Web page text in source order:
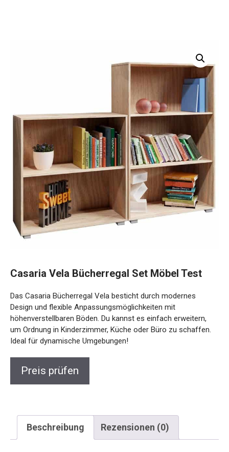
Casaria Vela Bücherregal Set Möbel Test
Das Casaria Bücherregal Vela besticht durch modernes
Design und flexible Anpassungsmöglichkeiten mit
höhenverstellbaren Böden. Du kannst es einfach erweitern,
um Ordnung in Kinderzimmer, Küche oder Büro zu schaffen.
Ideal für dynamische Umgebungen!
Preis prüfen
Beschreibung Rezensionen (0)